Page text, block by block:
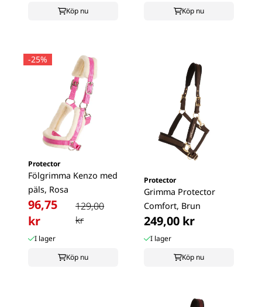
Köp nu
Köp nu
-25%
Protector
Fölgrimma Kenzo med
päls, Rosa
96,75
kr
129,00
kr
I lager
Köp nu
Protector
Grimma Protector
Comfort, Brun
249,00 kr
I lager
Köp nu